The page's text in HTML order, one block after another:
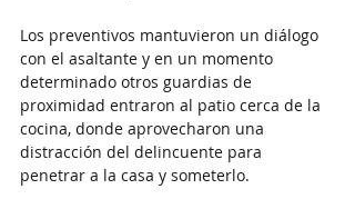
Los preventivos mantuvieron un diálogo
con el asaltante y en un momento
determinado otros guardias de
proximidad entraron al patio cerca de la
cocina, donde aprovecharon una
distracción del delincuente para
penetrar a la casa y someterlo.